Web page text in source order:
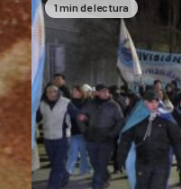
1 min de lectura